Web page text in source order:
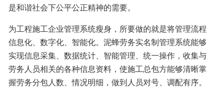
是和谐社会下公平公正精神的需要。
为工程施工企业管理系统瘦身，所要做的就是将管理流程
信息化、数字化、智能化。泥蜂劳务实名制管理系统能够
实现信息采集、数据统计、智能管理、统一操作，收集与
劳务人员相关的各种信息资料，使施工总包方能够清晰掌
握劳务分包人数、情况明细，做到人员对号、调配有序。